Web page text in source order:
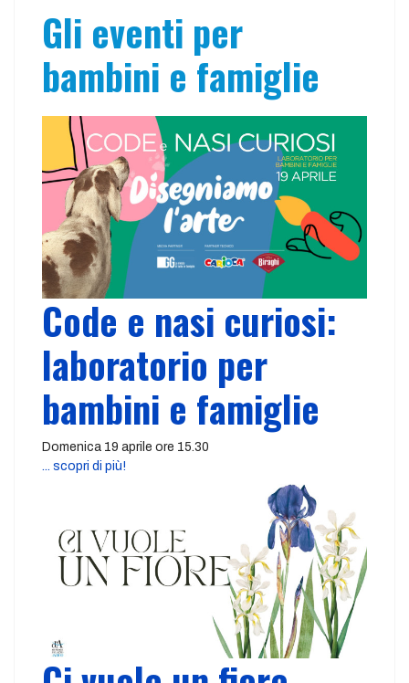
Gli eventi per
bambini e famiglie
Code e nasi curiosi:
laboratorio per
bambini e famiglie
Domenica 19 aprile ore 15.30
... scopri di più!